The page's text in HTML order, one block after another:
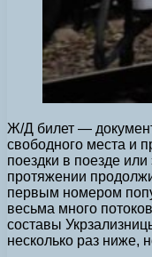
Ж/Д билет —
свободного места и
поездки в поезде или
протяжении
первым номером
весьма много
составы
несколько раз ниже,